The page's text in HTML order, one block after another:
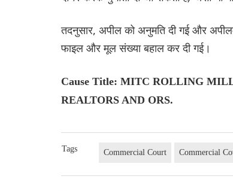
तदनुसार, अपील को अनुमति दी गई और
फाइल और मूल संख्या बहाल कर दी गई।
Cause Title: MITC ROLLING
REALTORS AND ORS.
Tags Commercial Court Commercial